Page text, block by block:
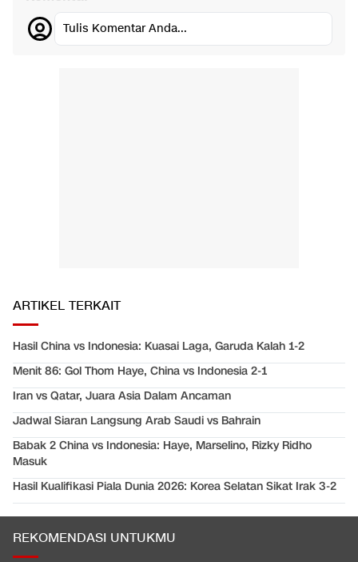
Tulis Komentar Anda...
ARTIKEL TERKAIT
Hasil China vs Indonesia: Kuasai Laga, Garuda Kalah 1-2
Menit 86: Gol Thom Haye, China vs Indonesia 2-1
Iran vs Qatar, Juara Asia Dalam Ancaman
Jadwal Siaran Langsung Arab Saudi vs Bahrain
Babak 2 China vs Indonesia: Haye, Marselino, Rizky Ridho
Masuk
Hasil Kualifikasi Piala Dunia 2026: Korea Selatan Sikat Irak 3-2
REKOMENDASI UNTUKMU